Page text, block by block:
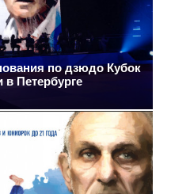
по дзюдо Кубок
Петербурге